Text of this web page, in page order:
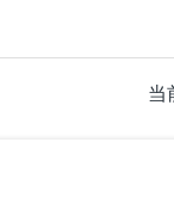
当